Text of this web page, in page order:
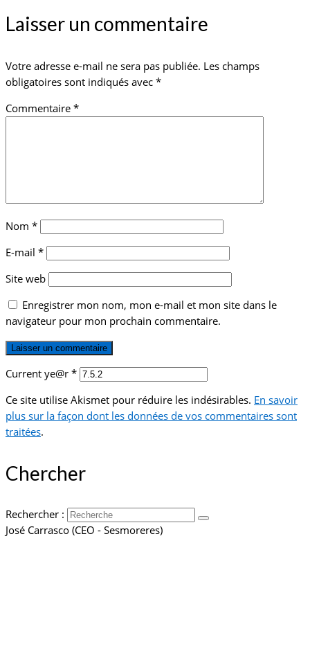
Laisser un commentaire
Votre adresse e-mail ne sera pas publiée. Les champs
obligatoires sont indiqués avec *
Commentaire *
Nom *
E-mail *
Site web
Enregistrer mon nom, mon e-mail et mon site dans le
navigateur pour mon prochain commentaire.
Current ye@r *
Ce site utilise Akismet pour réduire les indésirables. En savoir
plus sur la façon dont les données de vos commentaires sont
traitées.
Chercher
Rechercher :
José Carrasco (CEO - Sesmoreres)